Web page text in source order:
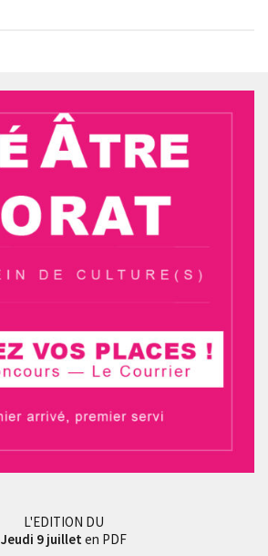
L'EDITION DU
Jeudi 9 juillet en PDF